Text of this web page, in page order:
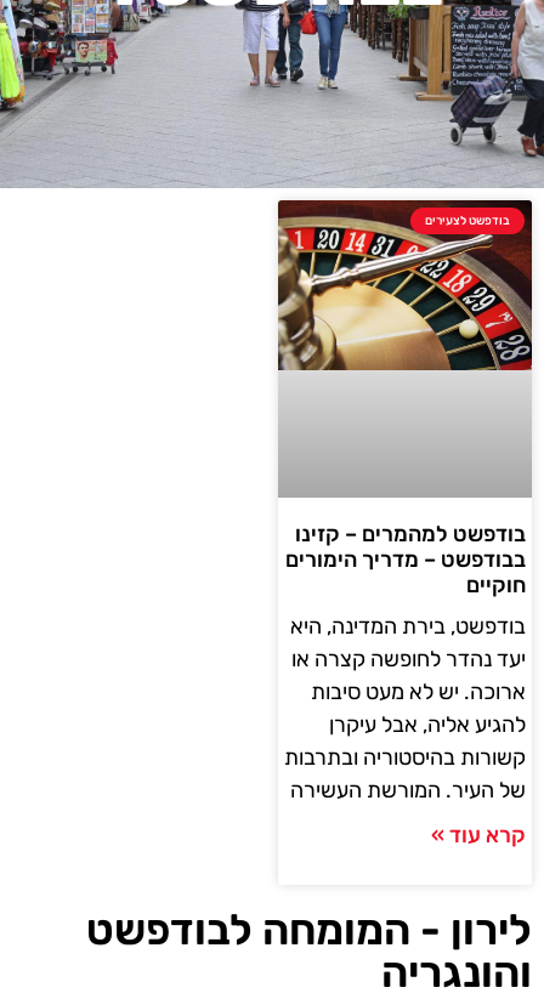
בודפשט לצעירים
בודפשט למהמרים – קזינו
בבודפשט – מדריך הימורים
חוקיים
בודפשט, בירת המדינה, היא
יעד נהדר לחופשה קצרה או
ארוכה. יש לא מעט סיבות
להגיע אליה, אבל עיקרן
קשורות בהיסטוריה ובתרבות
של העיר. המורשת העשירה
קרא עוד »
לירון - המומחה לבודפשט
והונגריה